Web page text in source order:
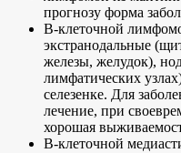
прогнозу форма
В-клеточной
экстранодальные
железы, желудок),
лимфатических
селезенке. Для
лечение, при
хорошая
В-клеточной